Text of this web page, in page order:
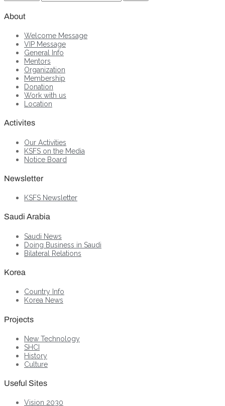
About
Welcome Message
VIP Message
General Info
Mentors
Organization
Membership
Donation
Work with us
Location
Activites
Our Activities
KSFS on the Media
Notice Board
Newsletter
KSFS Newsletter
Saudi Arabia
Saudi News
Doing Business in Saudi
Bilateral Relations
Korea
Country Info
Korea News
Projects
New Technology
SHCI
History
Culture
Useful Sites
Vision 2030